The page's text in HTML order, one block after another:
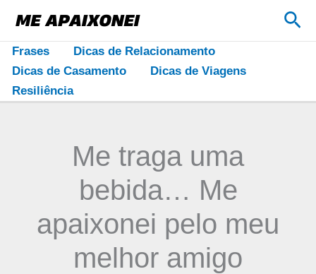
para
conteúdo
Frases
Dicas de Relacionamento
Dicas de Casamento
Dicas de Viagens
Resiliência
Me traga uma
bebida… Me
apaixonei pelo meu
melhor amigo